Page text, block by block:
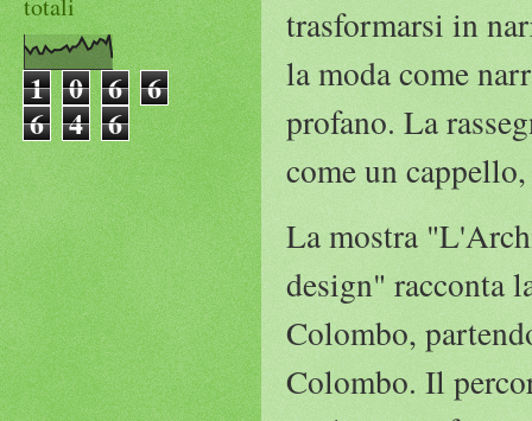
trasformarsi in
la moda come
profano. La
come un
La mostra
design" racconta
Colombo,
Colombo. Il
1 0 6 6
6 4 6